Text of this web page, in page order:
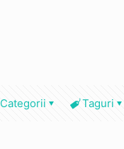
Categorii Taguri